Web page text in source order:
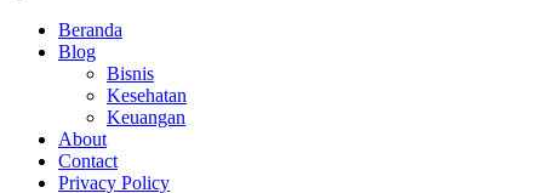
Beranda
Blog
Bisnis
Kesehatan
Keuangan
About
Contact
Privacy Policy